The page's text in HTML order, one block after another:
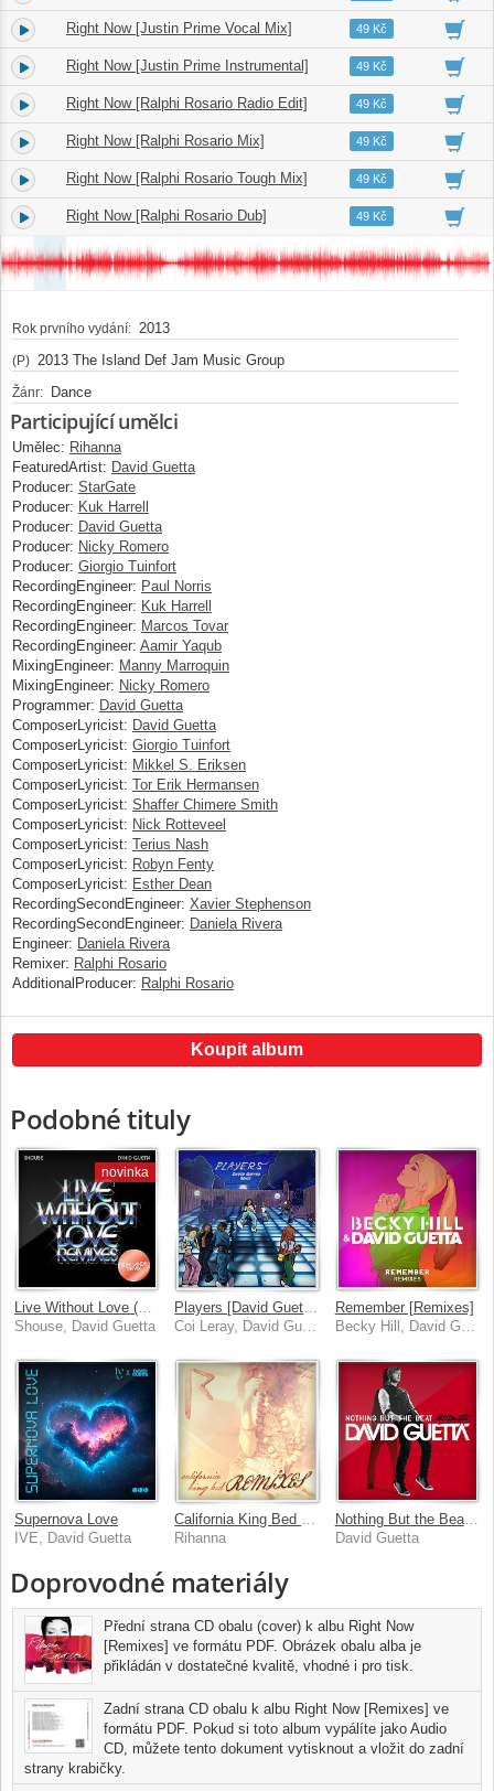
9. Right Now [Justin Prime Vocal Mix] 04:5949 Kč
10. Right Now [Justin Prime Instrumental] 04:5949 Kč
11. Right Now [Ralphi Rosario Radio Edit] 03:4749 Kč
12. Right Now [Ralphi Rosario Mix] 07:4249 Kč
13. Right Now [Ralphi Rosario Tough Mix] 07:2749 Kč
14. Right Now [Ralphi Rosario Dub] 07:3349 Kč
Rok prvního vydání: 2013
(P) 2013 The Island Def Jam Music Group
Žánr: Dance
Participující umělci
Umělec: Rihanna
FeaturedArtist: David Guetta
Producer: StarGate
Producer: Kuk Harrell
Producer: David Guetta
Producer: Nicky Romero
Producer: Giorgio Tuinfort
RecordingEngineer: Paul Norris
RecordingEngineer: Kuk Harrell
RecordingEngineer: Marcos Tovar
RecordingEngineer: Aamir Yaqub
MixingEngineer: Manny Marroquin
MixingEngineer: Nicky Romero
Programmer: David Guetta
ComposerLyricist: David Guetta
ComposerLyricist: Giorgio Tuinfort
ComposerLyricist: Mikkel S. Eriksen
ComposerLyricist: Tor Erik Hermansen
ComposerLyricist: Shaffer Chimere Smith
ComposerLyricist: Nick Rotteveel
ComposerLyricist: Terius Nash
ComposerLyricist: Robyn Fenty
ComposerLyricist: Esther Dean
RecordingSecondEngineer: Xavier Stephenson
RecordingSecondEngineer: Daniela Rivera
Engineer: Daniela Rivera
Remixer: Ralphi Rosario
AdditionalProducer: Ralphi Rosario
Koupit album
Podobné tituly
novinka
Shouse, David Guetta
Remember [Remixes]
Supernova Love
IVE, David Guetta
California King Bed [Remixes]
Rihanna
Nothing But the Beat Ultimate
David Guetta
Doprovodné materiály
Přední strana CD obalu (cover) k albu Right Now
[Remixes] ve formátu PDF. Obrázek obalu alba je
přikládán v dostatečné kvalitě, vhodné i pro tisk.
Zadní strana CD obalu k albu Right Now [Remixes] ve
formátu PDF. Pokud si toto album vypálíte jako Audio
CD, můžete tento dokument vytisknout a vložit do zadní
strany krabičky.